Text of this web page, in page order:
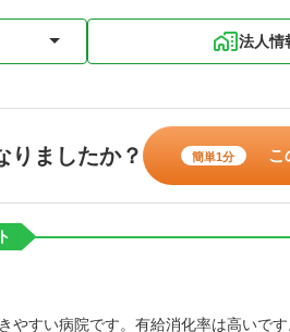
法人情
りましたか？ 簡単1分 こ
やすい病院です。有給消化率は高いです